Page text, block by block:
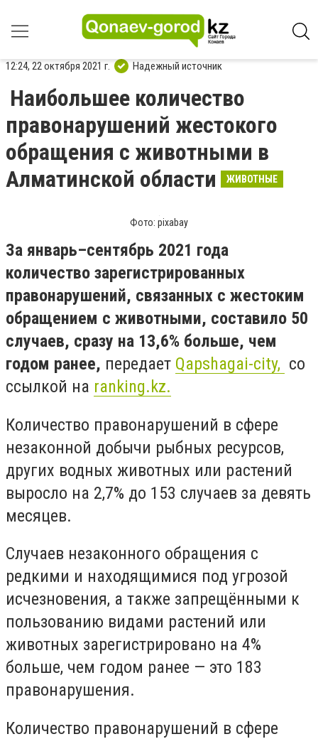
12:24, 22 октября 2021 г. Надежный источник
Наибольшее количество
правонарушений жестокого
обращения с животными в
Алматинской области
ЖИВОТНЫЕ
Фото: pixabay
За январь–сентябрь 2021 года
количество зарегистрированных
правонарушений, связанных с жестоким
обращением с животными, составило 50
случаев, сразу на 13,6% больше, чем
годом ранее, передает Qapshagai-city, со
ссылкой на ranking.kz.
Количество правонарушений в сфере
незаконной добычи рыбных ресурсов,
других водных животных или растений
выросло на 2,7% до 153 случаев за девять
месяцев.
Случаев незаконного обращения с
редкими и находящимися под угрозой
исчезновения, а также запрещёнными к
пользованию видами растений или
животных зарегистрировано на 4%
больше, чем годом ранее — это 183
правонарушения.
Количество правонарушений в сфере